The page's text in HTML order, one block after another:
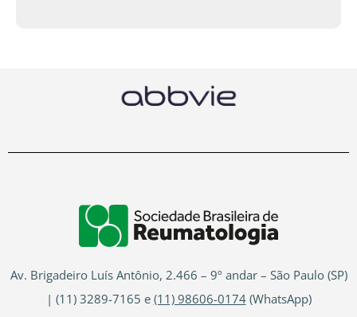
Av. Brigadeiro Luís Antônio, 2.466 – 9º andar – São Paulo (SP)
| (11) 3289-7165 e (11) 98606-0174(WhatsApp)